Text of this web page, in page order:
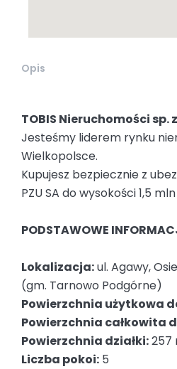
Opis
TOBIS Nieruchomości sp.
Jesteśmy liderem rynku
Wielkopolsce.
Kupujesz bezpiecznie z
PZU SA do wysokości 1,5
PODSTAWOWE
Lokalizacja:ul. Agawy,
(gm. Tarnowo Podgórne)
Powierzchnia użytkowa
Powierzchnia całkowita
Powierzchnia działki:257
Liczba pokoi: 5